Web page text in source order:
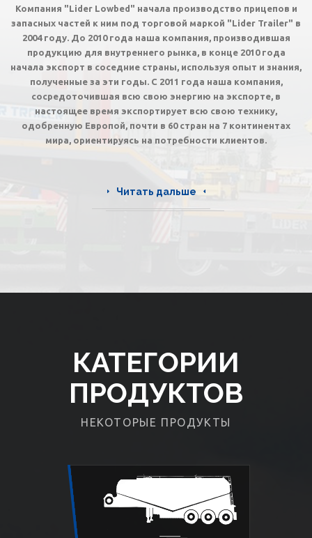
Компания "Lider Lowbed" начала производство прицепов и
запасных частей к ним под торговой маркой "Lider Trailer" в
2004 году.
До 2010 года наша компания, производившая
продукцию для внутреннего рынка, в конце 2010 года
начала экспорт в соседние страны, используя опыт и знания,
полученные за эти годы. С 2011 года наша компания,
сосредоточившая всю свою энергию на экспорте, в
настоящее время экспортирует всю свою технику,
одобренную Европой, почти в 60 стран на 7 континентах
мира, ориентируясь на потребности клиентов.
Читать дальше
КАТЕГОРИИ
ПРОДУКТОВ
НЕКОТОРЫЕ ПРОДУКТЫ